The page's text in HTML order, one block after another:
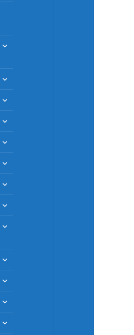
раскрыть
раскрыть
меню
раскрыть
меню
раскрыть
меню
раскрыть
меню
раскрыть
меню
раскрыть
меню
раскрыть
меню
раскрыть
раскрыть
меню
раскрыть
меню
раскрыть
меню
раскрыть